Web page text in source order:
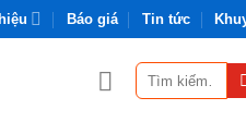
Báo giá Tin tức
Tìm
kiếm: